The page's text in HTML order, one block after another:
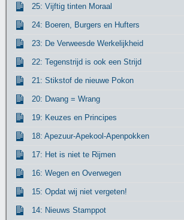
25: Vijftig tinten Moraal
24: Boeren, Burgers en Hufters
23: De Verweesde Werkelijkheid
22: Tegenstrijd is ook een Strijd
21: Stikstof de nieuwe Pokon
20: Dwang = Wrang
19: Keuzes en Principes
18: Apezuur-Apekool-Apenpokken
17: Het is niet te Rijmen
16: Wegen en Overwegen
15: Opdat wij niet vergeten!
14: Nieuws Stamppot